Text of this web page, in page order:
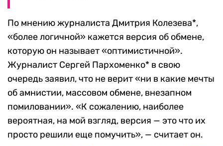
По мнению журналиста Дмитрия Колезева*,
«более логичной» кажется версия об обмене,
которую он называет «оптимистичной».
Журналист Сергей Пархоменко* в свою
очередь заявил, что не верит «ни в какие мечты
об амнистии, массовом обмене, внезапном
помиловании». «К сожалению, наиболее
вероятная, на мой взгляд, версия — это что их
просто решили еще помучить», — считает он.